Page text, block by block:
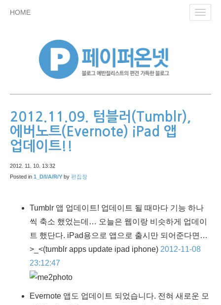
HOME
2012.11.09. 텀블러(Tumblr),
에버노트(Evernote) iPad 앱
업데이트!!
2012. 11. 10. 13:32
Posted in 1_D/I/A/R/Y by 편집장
Tumblr 앱 업데이트! 업데이트 될 때마다 기능 하나
씩 축소 했었는데… 오늘은 웹이랑 비슷하게 업데이
트 했단다. iPad용으로 앱으로 출시만 되어준다면…
>_<(tumblr apps update ipad iphone) 2012-11-08
23:12:47
Evernote 앱도 업데이트 되었습니다. 전혀 새로운 모